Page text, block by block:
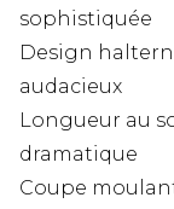
sophistiquée
Design
audacieux
Longueur au
dramatique
Coupe